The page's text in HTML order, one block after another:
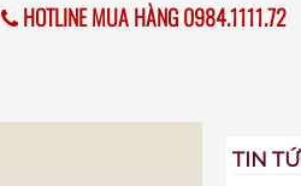
HOTLINE MUA HÀNG 0984.1111.72
TIN